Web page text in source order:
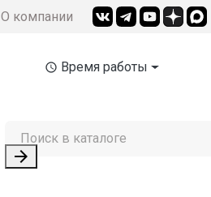
О компании
access_time Время работы
